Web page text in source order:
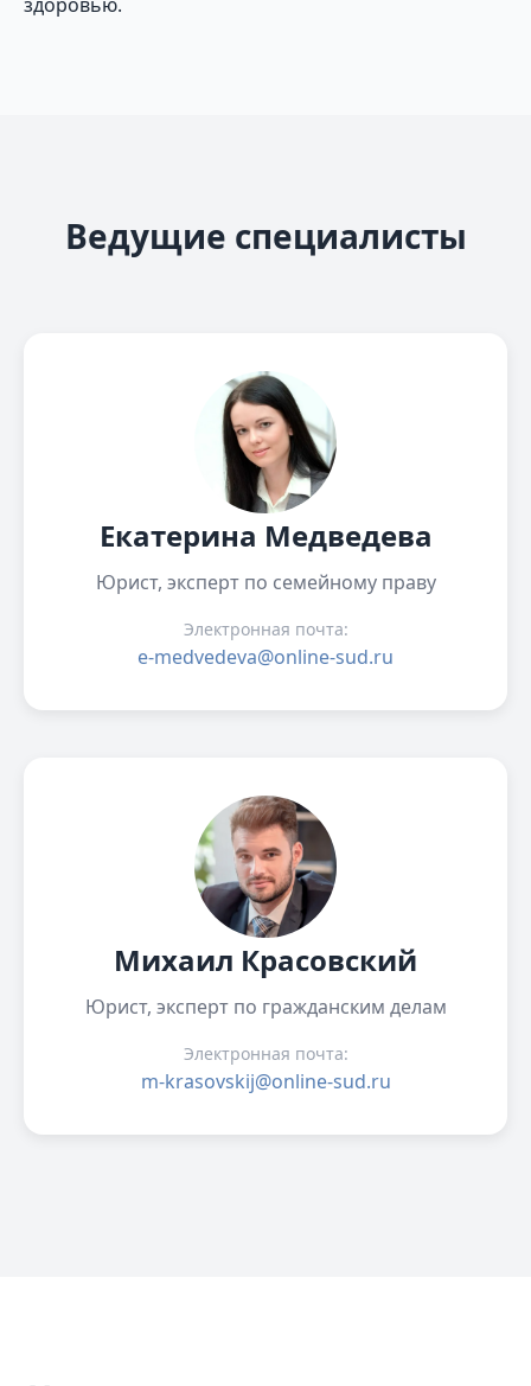
Ведущие специалисты
Екатерина Медведева
Юрист, эксперт по семейному праву
Электронная почта:
e-medvedeva@online-sud.ru
Михаил Красовский
Юрист, эксперт по гражданским делам
Электронная почта:
m-krasovskij@online-sud.ru